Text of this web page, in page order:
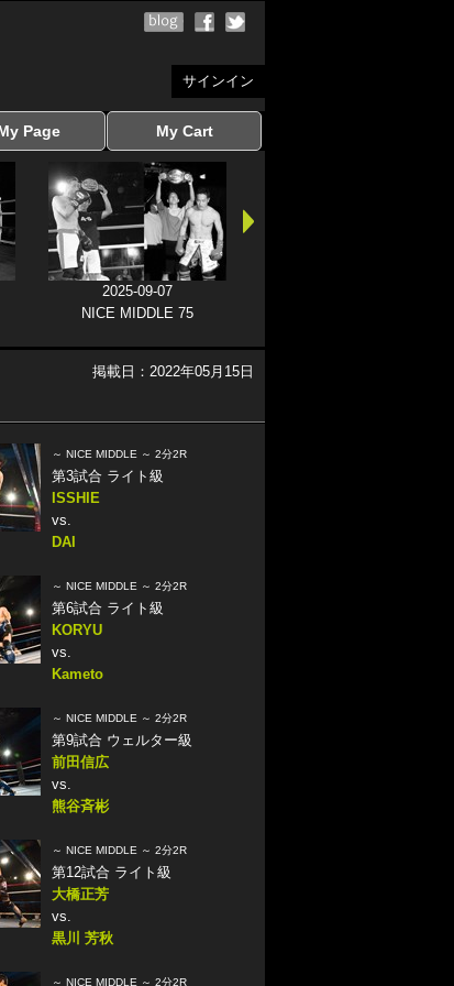
サインイン
Page
イン
ージを見る
ウンロード
歴
情報の変更
ンアウト
My Cart
カートを見る
2025-09-07
NICE MIDDLE 75
掲載日：2022年05月15日
～ NICE MIDDLE ～ 2分2R
第3試合 ライト級
ISSHIE
vs.
DAI
～ NICE MIDDLE ～ 2分2R
第6試合 ライト級
KORYU
vs.
Kameto
～ NICE MIDDLE ～ 2分2R
第9試合 ウェルター級
前田信広
vs.
熊谷斉彬
～ NICE MIDDLE ～ 2分2R
第12試合 ライト級
大橋正芳
vs.
黒川 芳秋
～ NICE MIDDLE ～ 2分2R